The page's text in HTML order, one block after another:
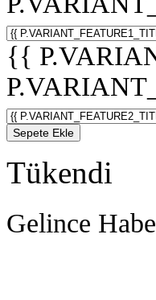
{{
Sepete Ekle
Tükendi
Gelince